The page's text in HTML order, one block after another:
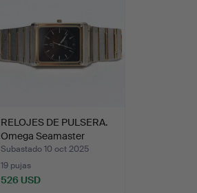
RELOJES DE PULSERA.
Omega Seamaster
Marine…
Subastado 10 oct 2025
19 pujas
526 USD